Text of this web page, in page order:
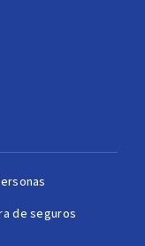
de seguros